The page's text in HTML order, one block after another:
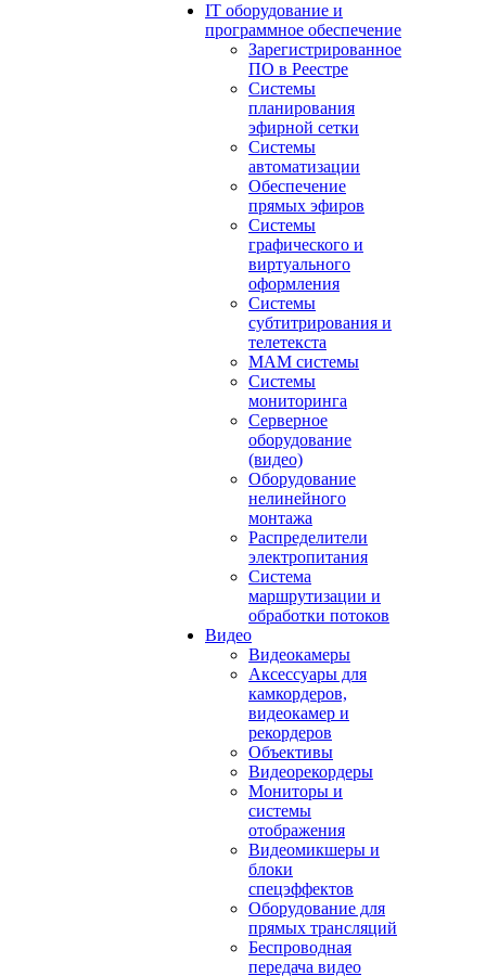
IT оборудование и
программное обеспечение
Зарегистрированное
ПО в Реестре
Системы
планирования
эфирной сетки
Системы
автоматизации
Обеспечение
прямых эфиров
Системы
графического и
виртуального
оформления
Системы
субтитрирования и
телетекста
MAM системы
Системы
мониторинга
Серверное
оборудование
(видео)
Оборудование
нелинейного
монтажа
Распределители
электропитания
Система
маршрутизации и
обработки потоков
Видео
Видеокамеры
Аксессуары для
камкордеров,
видеокамер и
рекордеров
Объективы
Видеорекордеры
Мониторы и
системы
отображения
Видеомикшеры и
блоки
спецэффектов
Оборудование для
прямых трансляций
Беспроводная
передача видео